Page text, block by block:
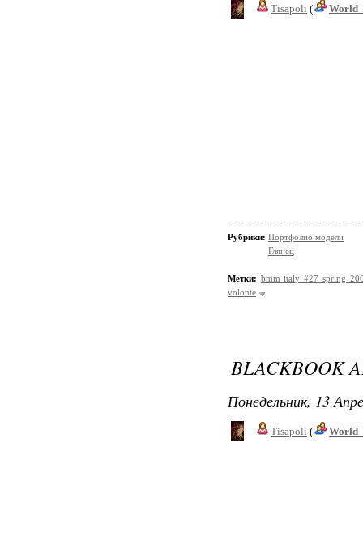
Tisapoli (
Рубрики: Портфолио модели
Глянец
Метки: bmm italy #27 spring
volonte
BLACKBOOK
Понедельник, 13
Tisapoli (